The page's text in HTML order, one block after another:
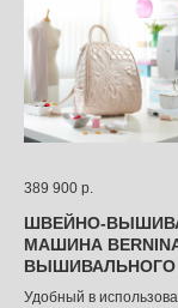
389 900 р.
ШВЕЙНО-
МАШИНА
ВЫШИВАЛЬНОГО
Удобный в